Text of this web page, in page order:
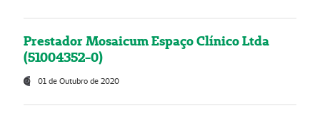
Prestador Mosaicum Espaço Clínico Ltda
(51004352-0)
01 de Outubro de 2020